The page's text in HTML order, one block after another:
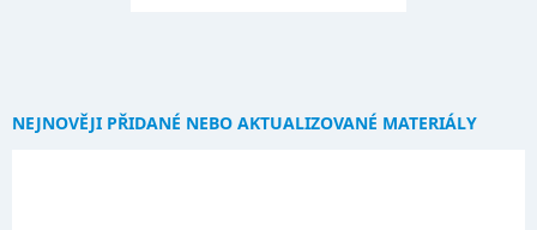
NEJNOVĚJI PŘIDANÉ NEBO AKTUALIZOVANÉ MATERIÁLY